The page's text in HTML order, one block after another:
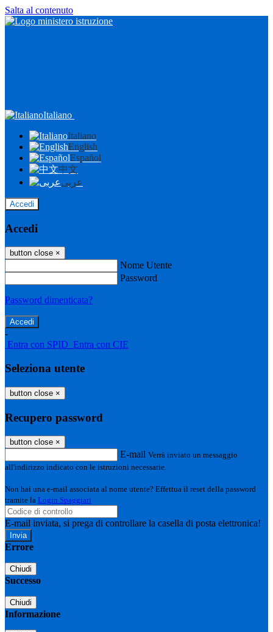
Salta al contenuto
Italiano
Italiano
English
Español
中文
عربى
Accedi
Accedi
button close ×
Nome Utente
Password
Password dimenticata?
-
Entra con SPID Entra con CIE
Seleziona utente
button close ×
Recupero password
button close ×
E-mail Verrà inviato un messaggio
all'indirizzo indicato con le istruzioni necessarie.
Non hai una e-mail associata al nome utente? Effettua il reset della password
tramite la Login Spaggiari
E-mail inviata, si prega di controllare la casella di posta elettronica!
Errore
Chiudi
Successo
Chiudi
Informazione